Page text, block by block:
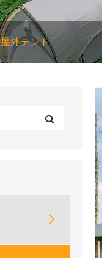
屋外テント
